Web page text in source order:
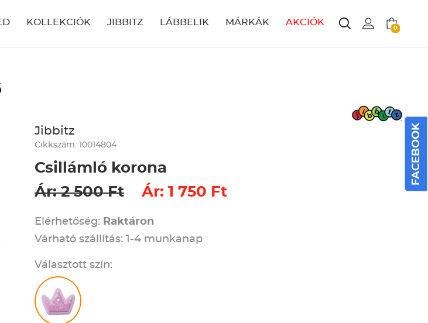
KOLLEKCIÓK JIBBITZ LÁBBELIK MÁRKÁK AKCIÓK
0
Jibbitz
Cikkszám: 10014804
Csillámló korona
Ár: 2 500 Ft
Ár: 1 750 Ft
Elérhetőség: Raktáron
Várható szállítás: 1-4 munkanap
Választott szín:
FACEBOOK